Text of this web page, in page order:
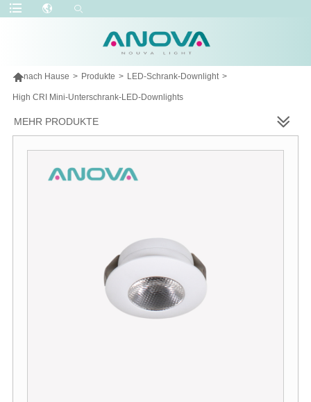
nach Hause > Produkte > LED-Schrank-Downlight >
High CRI Mini-Unterschrank-LED-Downlights
MEHR PRODUKTE